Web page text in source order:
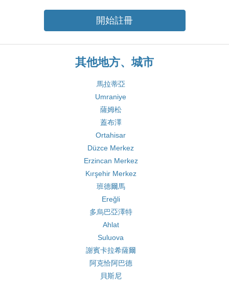
開始註冊
其他地方、城市
馬拉蒂亞
Umraniye
薩姆松
蓋布澤
Ortahisar
Düzce Merkez
Erzincan Merkez
Kırşehir Merkez
班德爾馬
Ereğli
多烏巴亞澤特
Ahlat
Suluova
謝賓卡拉希薩爾
阿克恰阿巴德
貝斯尼